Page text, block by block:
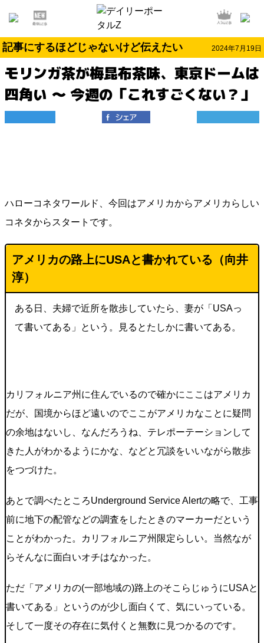
記事にするほどじゃないけど伝えたい 2024年7月19日
モリンガ茶が梅昆布茶味、東京ドームは
四角い ～ 今週の「これすごくない？」
ハローコネタワールド、今回はアメリカからアメリカらしい
コネタからスタートです。
アメリカの路上にUSAと書かれている（向井
淳）
ある日、夫婦で近所を散歩していたら、妻が「USAっ
て書いてある」という。見るとたしかに書いてある。
カリフォルニア州に住んでいるので確かにここはアメリカ
だが、国境からほど遠いのでここがアメリカなことに疑問
の余地はないし、なんだろうね、テレポーテーションして
きた人がわかるようにかな、などと冗談をいいながら散歩
をつづけた。
あとで調べたところUnderground Service Alertの略で、工事
前に地下の配管などの調査をしたときのマーカーだという
ことがわかった。カリフォルニア州限定らしい。当然なが
らそんなに面白いオチはなかった。
ただ「アメリカの(一部地域の)路上のそこらじゅうにUSAと
書いてある」というのが少し面白くて、気にいっている。
そして一度その存在に気付くと無数に見つかるのです。